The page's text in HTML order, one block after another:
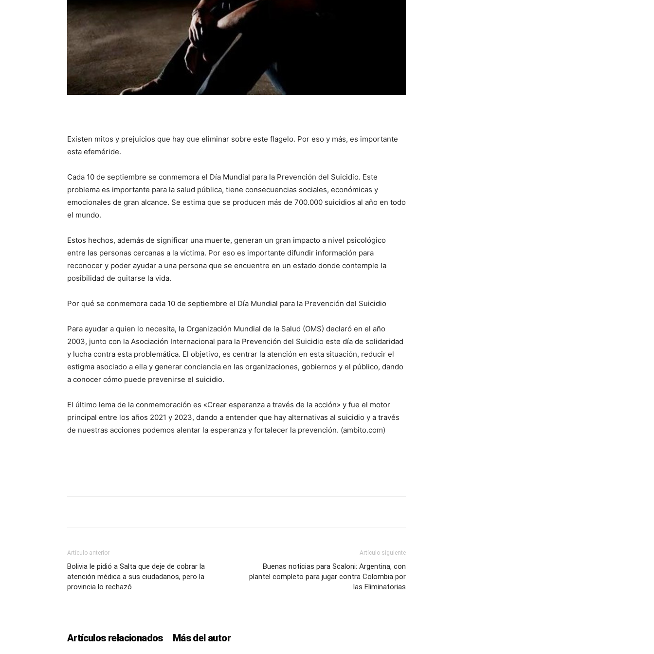
Verdad
es
lo
que
Existen mitos y prejuicios que hay que eliminar sobre este flagelo. Por eso y más, es importante
esta efeméride.
Cada 10 de septiembre se conmemora el Día Mundial para la Prevención del Suicidio. Este
problema es importante para la salud pública, tiene consecuencias sociales, económicas y
emocionales de gran alcance. Se estima que se producen más de 700.000 suicidios al año en todo
el mundo.
Estos hechos, además de significar una muerte, generan un gran impacto a nivel psicológico
entre las personas cercanas a la víctima. Por eso es importante difundir información para
reconocer y poder ayudar a una persona que se encuentre en un estado donde contemple la
posibilidad de quitarse la vida.
Por qué se conmemora cada 10 de septiembre el Día Mundial para la Prevención del Suicidio
Para ayudar a quien lo necesita, la Organización Mundial de la Salud (OMS) declaró en el año
2003, junto con la Asociación Internacional para la Prevención del Suicidio este día de solidaridad
y lucha contra esta problemática. El objetivo, es centrar la atención en esta situación, reducir el
estigma asociado a ella y generar conciencia en las organizaciones, gobiernos y el público, dando
a conocer cómo puede prevenirse el suicidio.
El último lema de la conmemoración es «Crear esperanza a través de la acción» y fue el motor
principal entre los años 2021 y 2023, dando a entender que hay alternativas al suicidio y a través
de nuestras acciones podemos alentar la esperanza y fortalecer la prevención. (ambito.com)
Artículo anterior
Bolivia le pidió a Salta que deje de cobrar la
atención médica a sus ciudadanos, pero la
provincia lo rechazó
Artículo siguiente
Buenas noticias para Scaloni: Argentina, con
plantel completo para jugar contra Colombia por
las Eliminatorias
Artículos relacionados Más del autor